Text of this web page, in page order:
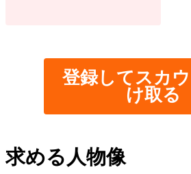
登録してスカ
け取る
求める人物像